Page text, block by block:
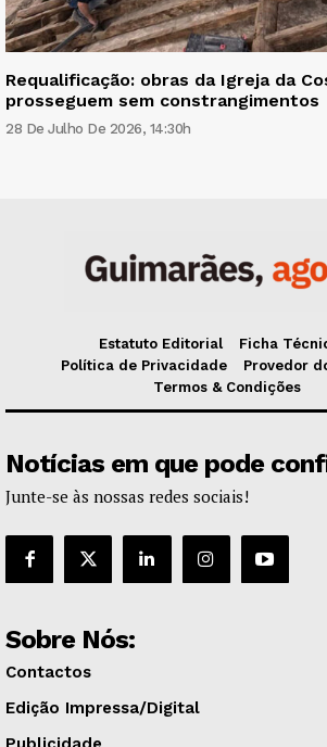
Requalificação: obras da Igreja da
prosseguem sem constrangimentos
28 De Julho De 2026, 14:30h
Estatuto Editorial
Ficha
Política de Privacidade
Provedor
Termos & Condições
Notícias em que pode
Junte-se às nossas redes sociais!
Sobre Nós:
Contactos
Edição Impressa/Digital